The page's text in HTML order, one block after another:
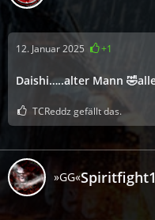
12. Januar 2025 +1
Daishi…..alter Mann
TCReddz gefällt das.
»GG«